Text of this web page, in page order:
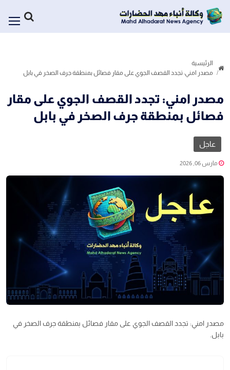
الرئيسية
مصدر امني: تجدد القصف الجوي على مقار فصائل بمنطقة جرف الصخر في بابل
مصدر امني: تجدد القصف الجوي على مقار
فصائل بمنطقة جرف الصخر في بابل
عاجل
مارس 06, 2026
مصدر امني: تجدد القصف الجوي على مقار فصائل بمنطقة جرف الصخر في
بابل.